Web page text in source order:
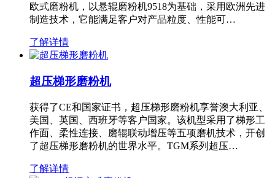
欧式磨粉机，以悬辊磨粉机9518为基础，采用欧洲先进
制造技术，它能满足客户对产品粒度、性能可…
了解详情
超压梯形磨粉机
获得了CE和国家证书，超压梯形磨粉机享誉澳大利亚、
美国、英国、西班牙等客户国家。该机型采用了梯形工
作面、柔性连接、磨辊联动增压等五项磨机技术，开创
了超压梯形磨粉机的世界水平。TGM系列超压…
了解详情